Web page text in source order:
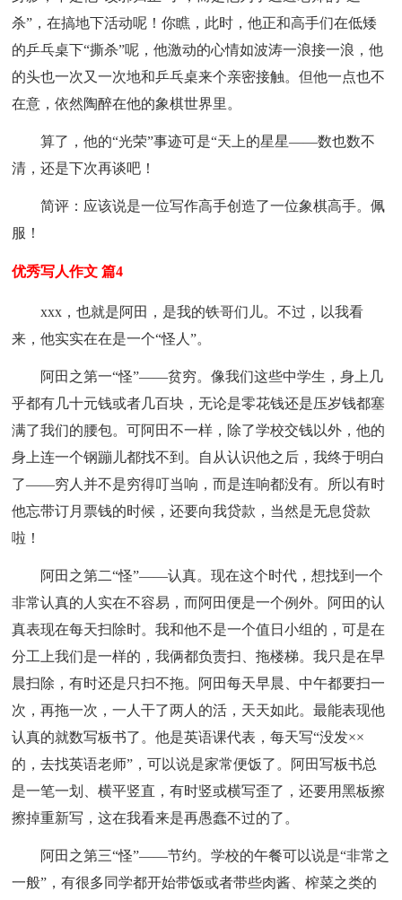
杀”，在搞地下活动呢！你瞧，此时，他正和高手们在低矮
的乒乓桌下“撕杀”呢，他激动的心情如波涛一浪接一浪，他
的头也一次又一次地和乒乓桌来个亲密接触。但他一点也不
在意，依然陶醉在他的象棋世界里。
算了，他的“光荣”事迹可是“天上的星星——数也数不
清，还是下次再谈吧！
简评：应该说是一位写作高手创造了一位象棋高手。佩
服！
优秀写人作文 篇4
xxx，也就是阿田，是我的铁哥们儿。不过，以我看
来，他实实在在是一个“怪人”。
阿田之第一“怪”——贫穷。像我们这些中学生，身上几
乎都有几十元钱或者几百块，无论是零花钱还是压岁钱都塞
满了我们的腰包。可阿田不一样，除了学校交钱以外，他的
身上连一个钢蹦儿都找不到。自从认识他之后，我终于明白
了——穷人并不是穷得叮当响，而是连响都没有。所以有时
他忘带订月票钱的时候，还要向我贷款，当然是无息贷款
啦！
阿田之第二“怪”——认真。现在这个时代，想找到一个
非常认真的人实在不容易，而阿田便是一个例外。阿田的认
真表现在每天扫除时。我和他不是一个值日小组的，可是在
分工上我们是一样的，我俩都负责扫、拖楼梯。我只是在早
晨扫除，有时还是只扫不拖。阿田每天早晨、中午都要扫一
次，再拖一次，一人干了两人的活，天天如此。最能表现他
认真的就数写板书了。他是英语课代表，每天写“没发××
的，去找英语老师”，可以说是家常便饭了。阿田写板书总
是一笔一划、横平竖直，有时竖或横写歪了，还要用黑板擦
擦掉重新写，这在我看来是再愚蠢不过的了。
阿田之第三“怪”——节约。学校的午餐可以说是“非常之
一般”，有很多同学都开始带饭或者带些肉酱、榨菜之类的